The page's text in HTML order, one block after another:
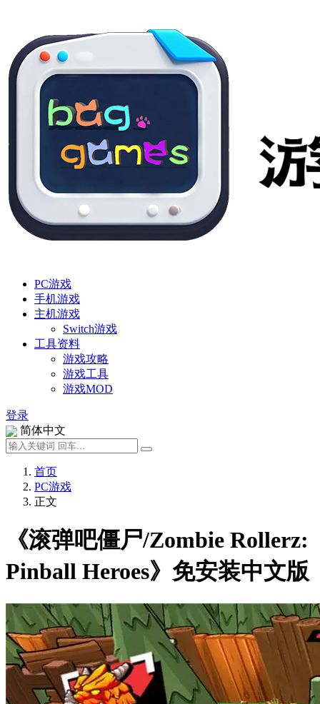
PC游戏
手机游戏
主机游戏
Switch游戏
工具资料
游戏攻略
游戏工具
游戏MOD
登录
简体中文
首页
PC游戏
正文
《滚弹吧僵尸/Zombie Rollerz:
Pinball Heroes》免安装中文版